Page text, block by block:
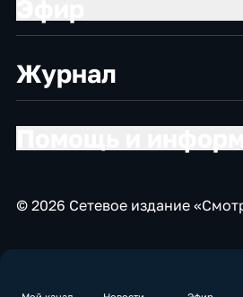
Журнал
© 2026 Сетевое издание